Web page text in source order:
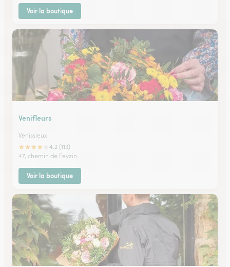
Voir la boutique
Venifleurs
Venissieux
★★★★
4.2 (113)
47, chemin de Feyzin
Voir la boutique